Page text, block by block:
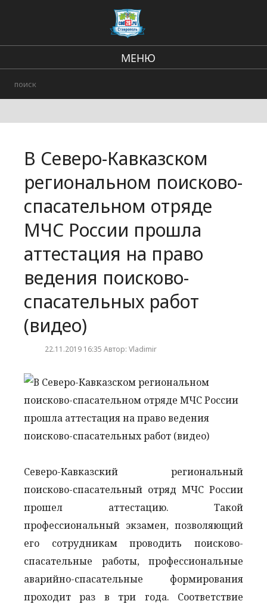
МЕНЮ
Городские события
В Северо-Кавказском
региональном поисково-
спасательном отряде
МЧС России прошла
аттестация на право
ведения поисково-
спасательных работ
(видео)
22.11.2019 16:35 Автор: Vladimir
Северо-Кавказский региональный
поисково-спасательный отряд МЧС России
прошел аттестацию. Такой
профессиональный экзамен, позволяющий
его сотрудникам проводить поисково-
спасательные работы, профессиональные
аварийно-спасательные формирования
проходит раз в три года. Соответствие